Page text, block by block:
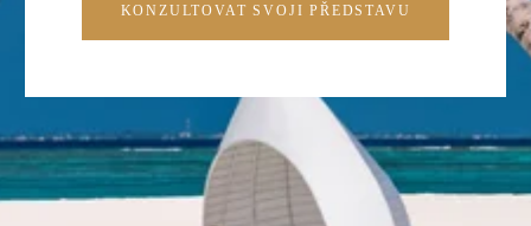
KONZULTOVAT SVOJI PŘEDSTAVU